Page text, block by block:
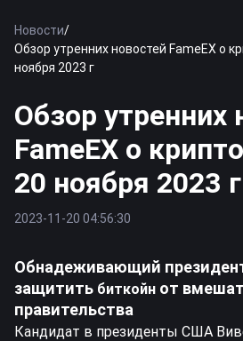
Новости/
Обзор утренних новостей FameEX о
ноября 2023 г
Обзор утренних
FameEX о
20 ноября 2023 г
2023-11-20 04:56:30
Обнадеживающий
защитить биткойн от
правительства
Кандидат в президенты США